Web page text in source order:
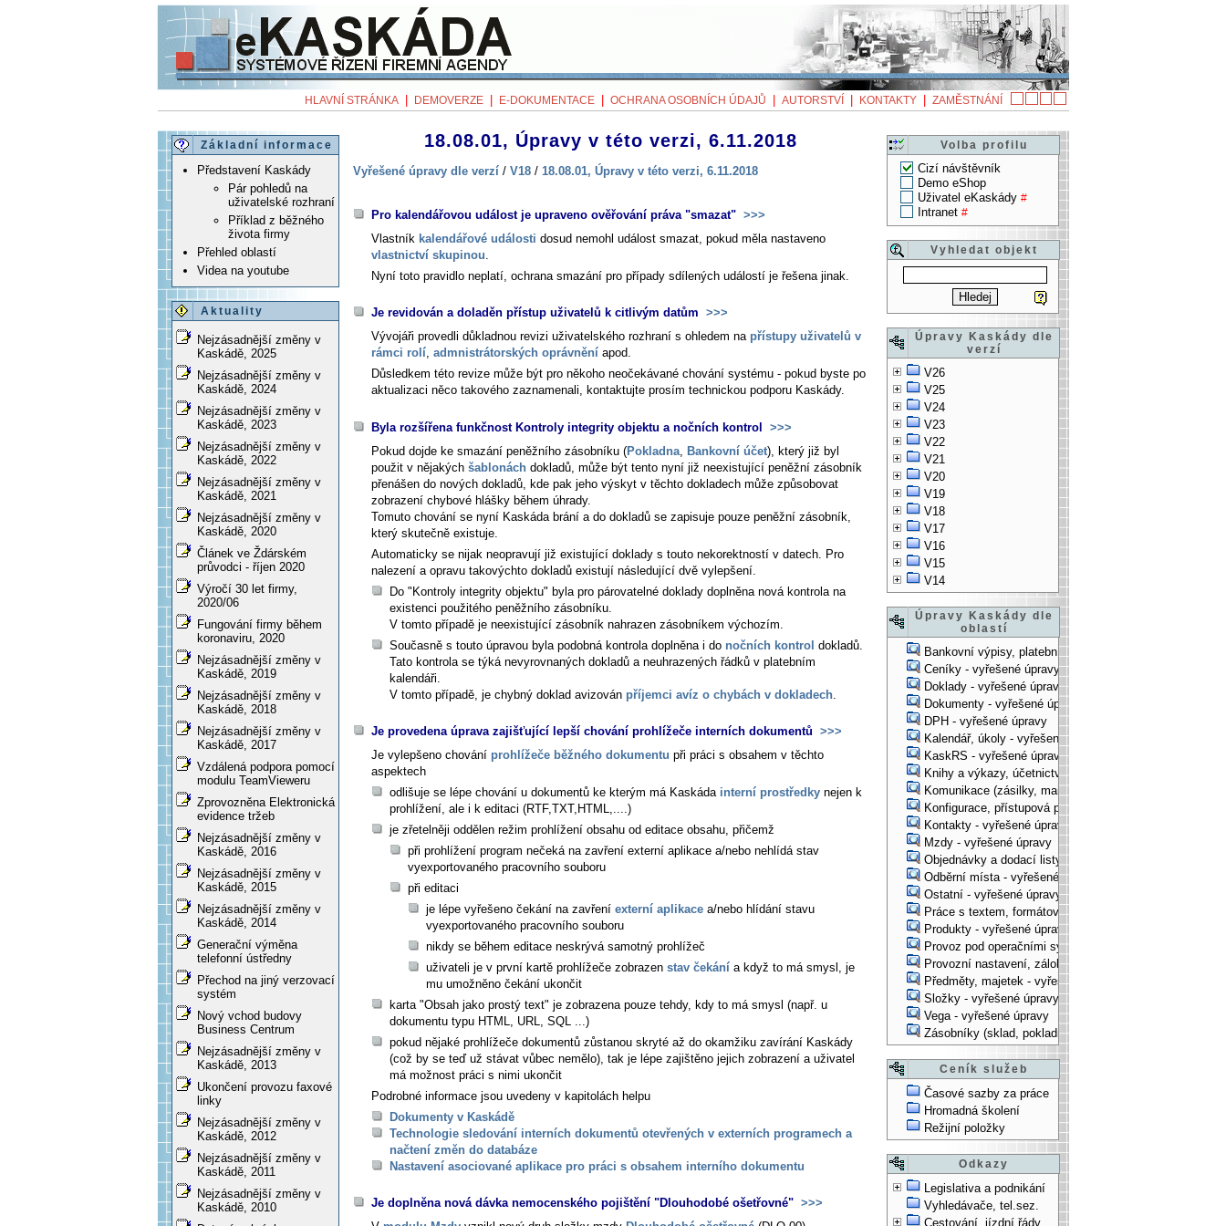
HLAVNÍ STRÁNKA DEMOVERZE E-DOKUMENTACE OCHRANA OSOBNÍCH ÚDAJŮ AUTORSTVÍ KONTAKTY ZAMĚSTNÁNÍ
Základní informace
Představení Kaskády
Pár pohledů na
uživatelské rozhraní
Příklad z běžného
života firmy
Přehled oblastí
Videa na youtube
Aktuality
Nejzásadnější změny v
Kaskádě, 2025
Nejzásadnější změny v
Kaskádě, 2024
Nejzásadnější změny v
Kaskádě, 2023
Nejzásadnější změny v
Kaskádě, 2022
Nejzásadnější změny v
Kaskádě, 2021
Nejzásadnější změny v
Kaskádě, 2020
Článek ve Ždárském
průvodci - říjen 2020
Výročí 30 let firmy,
2020/06
Fungování firmy během
koronaviru, 2020
Nejzásadnější změny v
Kaskádě, 2019
Nejzásadnější změny v
Kaskádě, 2018
Nejzásadnější změny v
Kaskádě, 2017
Vzdálená podpora pomocí
modulu TeamVieweru
Zprovozněna Elektronická
evidence tržeb
Nejzásadnější změny v
Kaskádě, 2016
Nejzásadnější změny v
Kaskádě, 2015
Nejzásadnější změny v
Kaskádě, 2014
Generační výměna
telefonní ústředny
Přechod na jiný verzovací
systém
Nový vchod budovy
Business Centrum
Nejzásadnější změny v
Kaskádě, 2013
Ukončení provozu faxové
linky
Nejzásadnější změny v
Kaskádě, 2012
Nejzásadnější změny v
Kaskádě, 2011
Nejzásadnější změny v
Kaskádě, 2010
Volba profilu
Cizí návštěvník
Demo eShop
Uživatel eKaskády #
Intranet #
Vyhledat objekt
Úpravy Kaskády dle
verzí
V26
V25
V24
V23
V22
V21
V20
V19
V18
V17
V16
V15
V14
Úpravy Kaskády dle
oblastí
Bankovní výpisy, platební příkazy - vyřešené úpravy
Ceníky - vyřešené úpravy
Doklady - vyřešené úpravy
Dokumenty - vyřešené úpravy
DPH - vyřešené úpravy
Kalendář, úkoly - vyřešené úpravy
KaskRS - vyřešené úpravy
Knihy a výkazy, účetnictví - vyřešené úpravy
Komunikace (zásilky, mail-systém, ...) - vyřešené úpravy
Konfigurace, přístupová práva, ... - vyřešené úpravy
Kontakty - vyřešené úpravy
Mzdy - vyřešené úpravy
Objednávky a dodací listy - vyřešené úpravy
Odběrní místa - vyřešené úpravy
Ostatní - vyřešené úpravy
Práce s textem, formátování, ... - vyřešené úpravy
Produkty - vyřešené úpravy
Provoz pod operačními systémy, technologické věci -
Provozní nastavení, zálohování, instalace, ... -
Předměty, majetek - vyřešené úpravy
Složky - vyřešené úpravy
Vega - vyřešené úpravy
Zásobníky (sklad, pokladna, bank. účet) - vyřešené
Ceník služeb
Časové sazby za práce
Hromadná školení
Režijní položky
Odkazy
Legislativa a podnikání
Vyhledávače, tel.sez.
Cestování, jízdní řády
18.08.01, Úpravy v této verzi, 6.11.2018
Vyřešené úpravy dle verzí / V18 / 18.08.01, Úpravy v této verzi, 6.11.2018
Pro kalendářovou událost je upraveno ověřování práva "smazat" >>>
Vlastník kalendářové události dosud nemohl událost smazat, pokud měla nastaveno
vlastnictví skupinou.
Nyní toto pravidlo neplatí, ochrana smazání pro případy sdílených událostí je řešena jinak.
Je revidován a doladěn přístup uživatelů k citlivým datům >>>
Vývojáři provedli důkladnou revizi uživatelského rozhraní s ohledem na přístupy uživatelů v
rámci rolí, admnistrátorských oprávnění apod.
Důsledkem této revize může být pro někoho neočekávané chování systému - pokud byste po
aktualizaci něco takového zaznamenali, kontaktujte prosím technickou podporu Kaskády.
Byla rozšířena funkčnost Kontroly integrity objektu a nočních kontrol >>>
Pokud dojde ke smazání peněžního zásobníku (Pokladna Bankovní účet), který již byl
použit v nějakých šablonách dokladů, může být tento nyní již neexistující peněžní zásobník
přenášen do nových dokladů, kde pak jeho výskyt v těchto dokladech může způsobovat
zobrazení chybové hlášky během úhrady.
Tomuto chování se nyní Kaskáda brání a do dokladů se zapisuje pouze peněžní zásobník,
který skutečně existuje.
Automaticky se nijak neopravují již existující doklady s touto nekorektností v datech. Pro
nalezení a opravu takovýchto dokladů existují následující dvě vylepšení.
Do "Kontroly integrity objektu" byla pro párovatelné doklady doplněna nová kontrola na
existenci použitého peněžního zásobníku.
V tomto případě je neexistující zásobník nahrazen zásobníkem výchozím.
Současně s touto úpravou byla podobná kontrola doplněna i do nočních kontrol dokladů.
Tato kontrola se týká nevyrovnaných dokladů a neuhrazených řádků v platebním
kalendáři.
V tomto případě, je chybný doklad avizován příjemci avíz o chybách v dokladech
Je provedena úprava zajišťující lepší chování prohlížeče interních dokumentů >>>
Je vylepšeno chování prohlížeče běžného dokumentu při práci s obsahem v těchto
aspektech
odlišuje se lépe chování u dokumentů ke kterým má Kaskáda interní prostředky nejen k
prohlížení, ale i k editaci (RTF,TXT,HTML,....)
je zřetelněji oddělen režim prohlížení obsahu od editace obsahu, přičemž
při prohlížení program nečeká na zavření externí aplikace a/nebo nehlídá stav
vyexportovaného pracovního souboru
při editaci
je lépe vyřešeno čekání na zavření externí aplikace a/nebo hlídání stavu
vyexportovaného pracovního souboru
nikdy se během editace neskrývá samotný prohlížeč
uživateli je v první kartě prohlížeče zobrazen stav čekání a když to má smysl, je
mu umožněno čekání ukončit
karta "Obsah jako prostý text" je zobrazena pouze tehdy, kdy to má smysl (např. u
dokumentu typu HTML, URL, SQL ...)
pokud nějaké prohlížeče dokumentů zůstanou skryté až do okamžiku zavírání Kaskády
(což by se teď už stávat vůbec nemělo), tak je lépe zajištěno jejich zobrazení a uživatel
má možnost práci s nimi ukončit
Podrobné informace jsou uvedeny v kapitolách helpu
Dokumenty v Kaskádě
Technologie sledování interních dokumentů otevřených v externích programech a
načtení změn do databáze
Nastavení asociované aplikace pro práci s obsahem interního dokumentu
Je doplněna nová dávka nemocenského pojištění "Dlouhodobé ošetřovné" >>>